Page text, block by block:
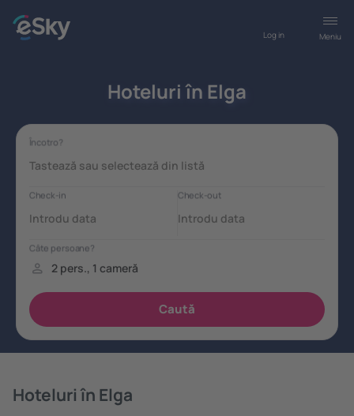
Meniu
Log in
Hoteluri în Elga
Hoteluri în Elga